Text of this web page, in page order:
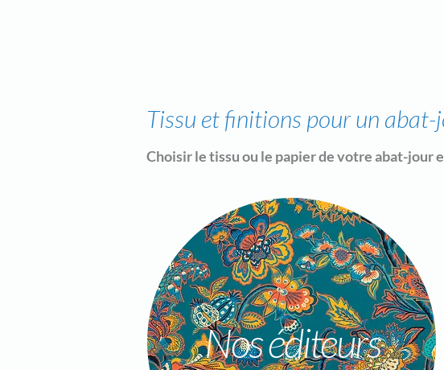
Tissu et finitions pour un
Choisir le tissu ou le papier de votre abat-jour
Nos éditeurs